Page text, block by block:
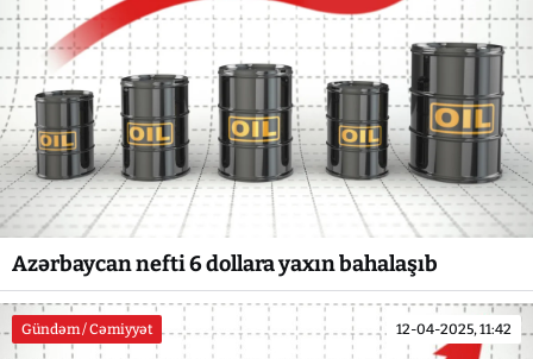
Azərbaycan nefti 6 dollara yaxın bahalaşıb
Gündəm / Cəmiyyət 12-04-2025, 11:42